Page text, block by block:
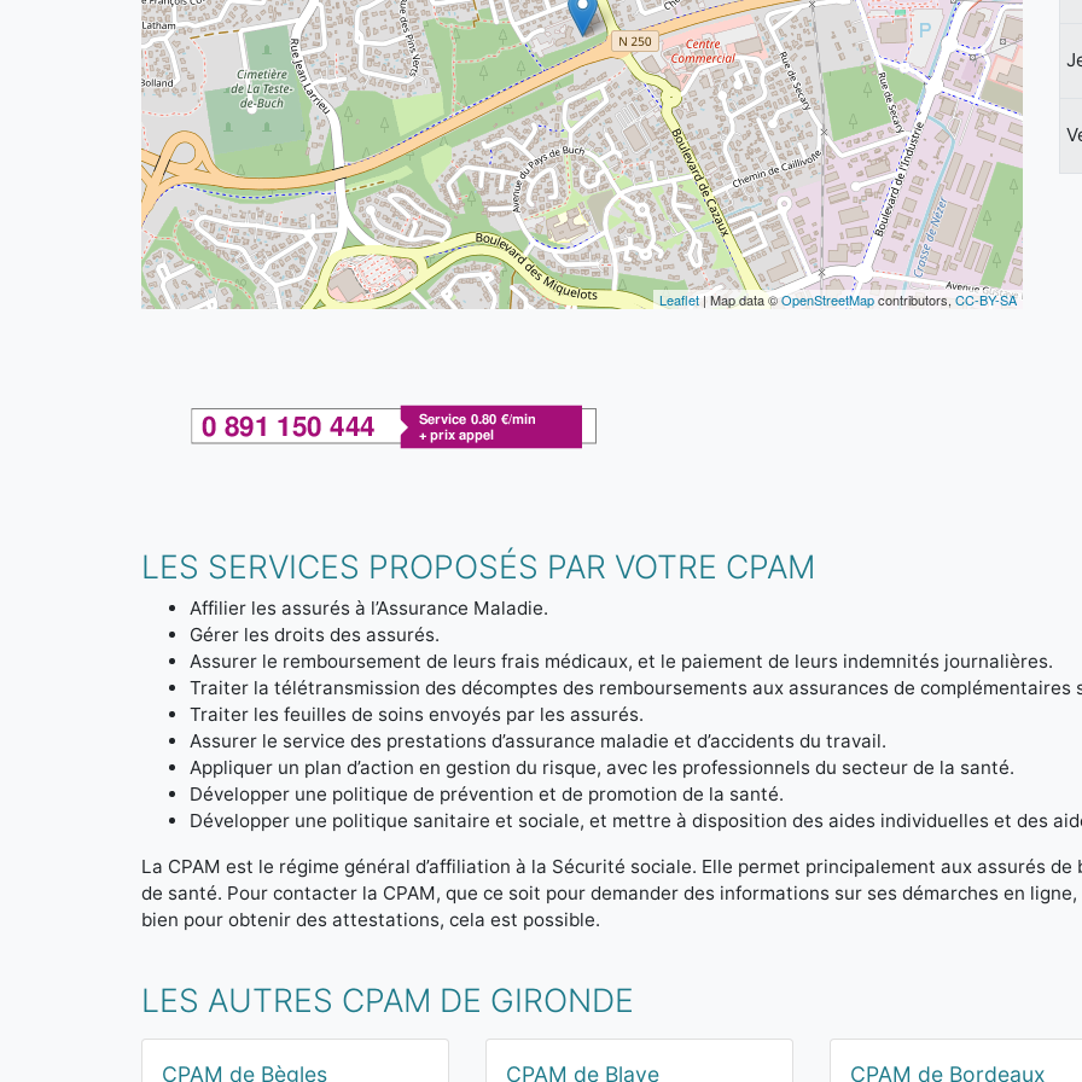
Leaflet| Map data ©OpenStreetMapcontributors, CC-BY-SA
LES SERVICES PROPOSÉS PAR VOTRE CPAM
Affilier les assurés à l’Assurance Maladie.
Gérer les droits des assurés.
Assurer le remboursement de leurs frais médicaux, et le paiement de leurs indemnités journalières.
Traiter la télétransmission des décomptes des remboursements aux assurances de complémentaires
Traiter les feuilles de soins envoyés par les assurés.
Assurer le service des prestations d’assurance maladie et d’accidents du travail.
Appliquer un plan d’action en gestion du risque, avec les professionnels du secteur de la santé.
Développer une politique de prévention et de promotion de la santé.
Développer une politique sanitaire et sociale, et mettre à disposition des aides individuelles et des
La CPAM est le régime général d’affiliation à la Sécurité sociale. Elle permet principalement aux assurés
de santé. Pour contacter la CPAM, que ce soit pour demander des informations sur ses démarches en
bien pour obtenir des attestations, cela est possible.
LES AUTRES CPAM DE GIRONDE
CPAM de Bègles CPAM de Blaye CPAM de Bordeaux